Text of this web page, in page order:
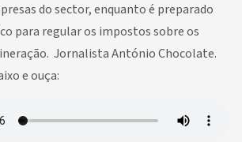
do sector, enquanto é preparado
para regular os impostos sobre os
Jornalista António Chocolate.
e ouça: